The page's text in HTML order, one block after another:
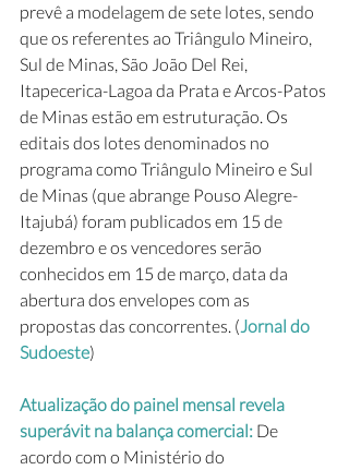
prevê a modelagem de sete lotes, sendo
que os referentes ao Triângulo Mineiro,
Sul de Minas, São João Del Rei,
Itapecerica-Lagoa da Prata e Arcos-Patos
de Minas estão em estruturação. Os
editais dos lotes denominados no
programa como Triângulo Mineiro e Sul
de Minas (que abrange Pouso Alegre-
Itajubá) foram publicados em 15 de
dezembro e os vencedores serão
conhecidos em 15 de março, data da
abertura dos envelopes com as
propostas das concorrentes. (Jornal do
Sudoeste)
Atualização do painel mensal revela
superávit na balança comercial: De
acordo com o Ministério do